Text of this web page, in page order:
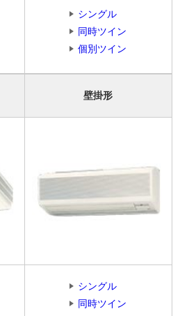
シングル
同時ツイン
個別ツイン
壁掛形
シングル
同時ツイン